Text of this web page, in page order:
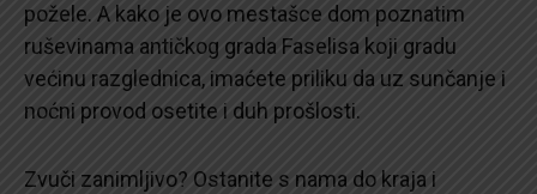
požele. A kako je ovo mestašce dom poznatim
ruševinama antičkog grada Faselisa koji gradu
većinu razglednica, imaćete priliku da uz sunčanje i
noćni provod osetite i duh prošlosti.
Zvuči zanimljivo? Ostanite s nama do kraja i